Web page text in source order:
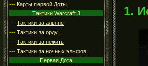
--- Карты первой Доты
Тактики Warcraft 3
--- Тактики за альянс
--- Тактики за орду
--- Тактики за нежить
--- Тактики за ночных эльфов
Первая Дота
1.